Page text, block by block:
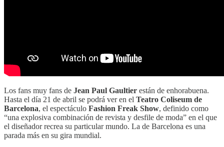
Los fans muy fans de Jean Paul Gaultier están de enhorabuena.
Hasta el día 21 de abril se podrá ver en el Teatro Coliseum de
Barcelona, el espectáculo Fashion Freak Show, definido como
“una explosiva combinación de revista y desfile de moda” en el que
el diseñador recrea su particular mundo. La de Barcelona es una
parada más en su gira mundial.